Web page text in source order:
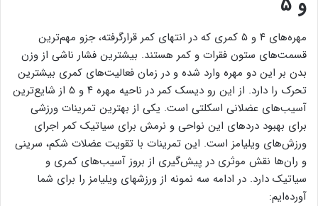
مهره‌های ۴ و ۵ کمری که در انتهای کمر قرارگرفته، جزو مهم‌ترین
قسمت‌های ستون فقرات و کمر هستند. بیشترین فشار ناشی از وزن
بدن بر این دو مهره وارد شده و در زمان فعالیت‌های کمری بیشترین
تحرک را دارد. از این رو دیسک کمر در ناحیه مهره ۴ و ۵ از شایع‌ترین
آسیب‌های عضلانی اسکلتی است. یکی از بهترین تمرینات ورزشی
برای بهبود دردهای این نواحی و نرمش برای سیاتیک کمر اجرای
ورزش‌های ویلیامز است. این تمرینات با تقویت عضلات شکم، سرینی
و ران‌ها نقش موثری در پیش‌گیری از بروز آسیب‌های کمری و
سیاتیک دارد. در ادامه سه نمونه از ورزشهای ویلیامز را برای شما
آورده‌ایم: